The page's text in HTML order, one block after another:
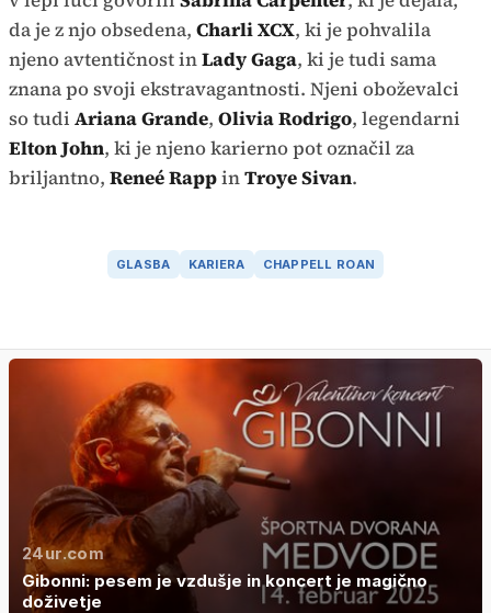
da je z njo obsedena, Charli XCX, ki je pohvalila
njeno avtentičnost inLady Gaga, ki je tudi sama
znana po svoji ekstravagantnosti. Njeni oboževalci
so tudi Ariana Grande, Olivia Rodrigo, legendarni
Elton John, ki je njeno karierno pot označil za
briljantno, Reneé RappinTroye Sivan.
GLASBA KARIERA CHAPPELL ROAN
24ur.com
Gibonni: pesem je vzdušje in koncert je magično
doživetje